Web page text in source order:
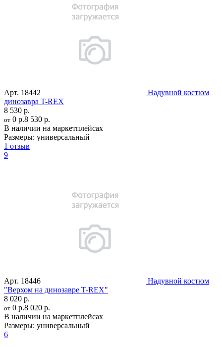
Арт. 18442
Надувной костюм
динозавра T-REX
8 530 р.
от 0 р.8 530 р.
В наличии на маркетплейсах
Размеры: универсальный
1 отзыв
9
Арт. 18446
Надувной костюм
"Верхом на динозавре T-REX"
8 020 р.
от 0 р.8 020 р.
В наличии на маркетплейсах
Размеры: универсальный
6